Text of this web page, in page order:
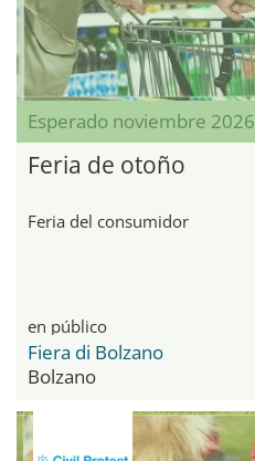
Esperado noviembre 2026
Feria de otoño
Feria del consumidor
en público
Fiera di Bolzano
Bolzano